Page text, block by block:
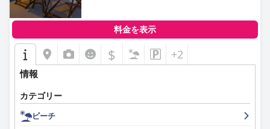
料金を表示
$ +2
情報
カテゴリー
ビーチ